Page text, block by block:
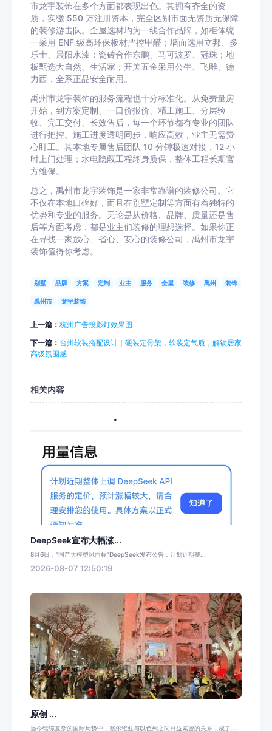
市龙宇装饰在多个方面都表现出色。其拥有齐全的资
质，实缴 550 万注册资本，完全区别市面无资质无保障
的装修游击队。全屋选材均为一线合作品牌，如柜体统
一采用 ENF 级高环保板材严控甲醛；墙面选用立邦、多
乐士、晨阳水漆；瓷砖合作东鹏、马可波罗、冠珠；地
板甄选大自然、生活家；开关五金采用公牛、飞雕、德
力西，全系正品安全耐用。
禹州市龙宇装饰的服务流程也十分标准化。从免费量房
开始，到方案定制、一口价报价、精工施工、分层验
收、完工交付、长效售后，每一个环节都有专业的团队
进行把控。施工进度透明同步，响应高效，业主无需费
心盯工。其本地专属售后团队 10 分钟极速对接，12 小
时上门处理；水电隐蔽工程终身质保，整体工程长期官
方维保。
总之，禹州市龙宇装饰是一家非常靠谱的装修公司。它
不仅在本地口碑好，而且在别墅定制等方面有着独特的
优势和专业的服务。无论是从价格、品牌、质量还是售
后等方面考虑，都是业主们装修的理想选择。如果你正
在寻找一家放心、省心、安心的装修公司，禹州市龙宇
装饰值得你考虑。
别墅 品牌 方案 定制 业主 服务 全屋 装修 禹州 装饰
禹州市 龙宇装饰
上一篇： 杭州广告投影灯效果图
下一篇： 台州软装搭配设计｜硬装定骨架，软装定气质，解锁居家
高级氛围感
相关内容
DeepSeek宣布大幅涨...
8月6日，“国产大模型风向标”DeepSeek发布公告：计划近期整...
2026-08-07 12:50:19
原创 ...
当今错综复杂的国际局势中，塞尔维亚与以色列之间日益紧密的关系，成了...